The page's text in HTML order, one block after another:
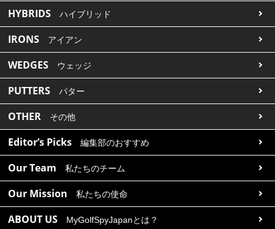
HYBRIDS ハイブリッド
IRONS アイアン
WEDGES ウェッジ
PUTTERS パター
OTHER その他
Editor’s Picks 編集部のおすすめ
Our Team 私たちのチーム
Our Mission 私たちの使命
ABOUT US MyGolfSpyJapanとは？